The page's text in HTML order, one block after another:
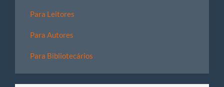
Para Leitores
Para Autores
Para Bibliotecários